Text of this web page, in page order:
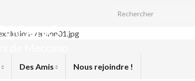
Search for:
Des Amis Nous rejoindre !